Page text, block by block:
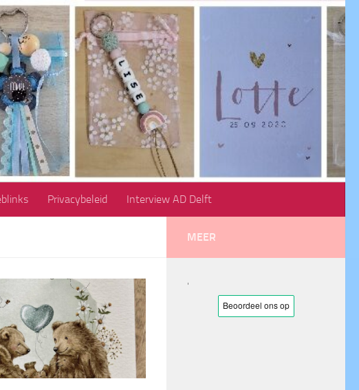
Privacybeleid Interview AD Delft
MEER
'